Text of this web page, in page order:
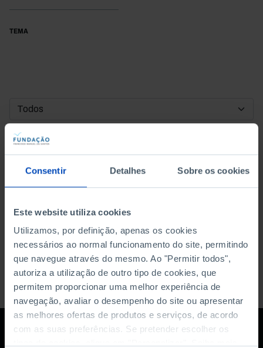
Consentir Detalhes Sobre os cookies
Este website utiliza cookies
Utilizamos, por definição, apenas os cookies
necessários ao normal funcionamento do site, permitindo
que navegue através do mesmo. Ao "Permitir todos",
autoriza a utilização de outro tipo de cookies, que
permitem proporcionar uma melhor experiência de
navegação, avaliar o desempenho do site ou apresentar
as melhores ofertas de produtos e serviços, de acordo
com as suas preferências. Se pretender escolher os
TEMA
DATA DE INÍCIO
DATA DE FIM